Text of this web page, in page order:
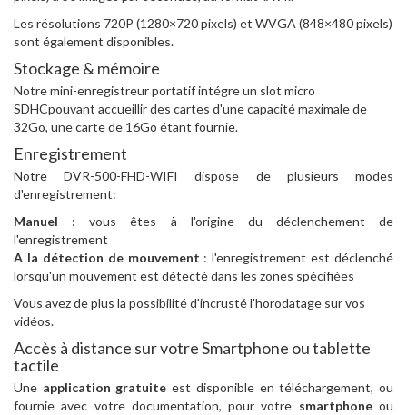
Les résolutions 720P (1280×720 pixels) et WVGA (848×480 pixels)
sont également disponibles.
Stockage & mémoire
Notre mini-enregistreur portatif intégre un slot micro
SDHCpouvant accueillir des cartes d'une capacité maximale de
32Go, une carte de 16Go étant fournie.
Enregistrement
Notre DVR-500-FHD-WIFI dispose de plusieurs modes
d'enregistrement:
Manuel : vous êtes à l'origine du déclenchement de
l'enregistrement
A la détection de mouvement : l'enregistrement est déclenché
lorsqu'un mouvement est détecté dans les zones spécifiées
Vous avez de plus la possibilité d'incrusté l'horodatage sur vos
vidéos.
Accès à distance sur votre Smartphone ou tablette
tactile
Une application gratuite est disponible en téléchargement, ou
fournie avec votre documentation, pour votre smartphoneou